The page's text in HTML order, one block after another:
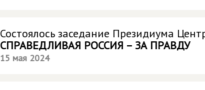
Состоялось заседание Президиума
СПРАВЕДЛИВАЯ РОССИЯ – ЗА ПРАВДУ
15 мая 2024